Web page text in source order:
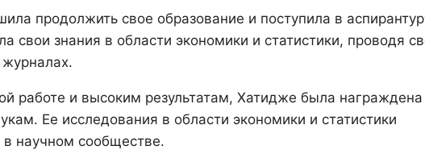
продолжить свое образование и поступила в
свои знания в области экономики и статистики, проводя
журналах.
работе и высоким результатам, Хатидже была награждена
Ее исследования в области экономики и статистики
научном сообществе.